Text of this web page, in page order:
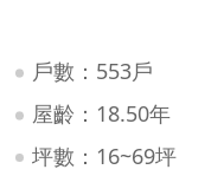
戶數：553戶
屋齡：18.50年
坪數：16~69坪